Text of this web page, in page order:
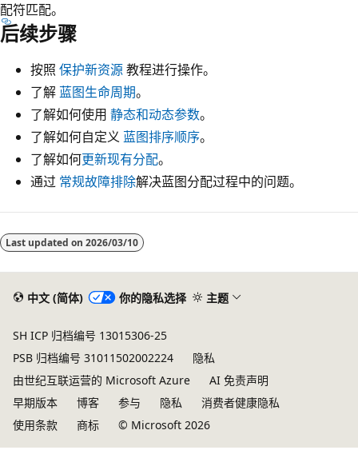
配符匹配。
后续步骤
按照 保护新资源教程进行操作。
了解 蓝图生命周期。
了解如何使用 静态和动态参数。
了解如何自定义 蓝图排序顺序。
了解如何更新现有分配。
通过 常规故障排除解决蓝图分配过程中的问题。
Last updated on 2026/03/10
中文 (简体) 你的隐私选择 主题
SH ICP 归档编号 13015306-25
PSB 归档编号 31011502002224
隐私
由世纪互联运营的 Microsoft Azure
AI 免责声明
早期版本
博客 参与 隐私
消费者健康隐私
使用条款
商标 © Microsoft 2026